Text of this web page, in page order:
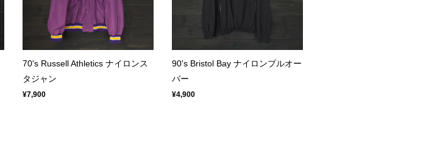
70's Russell Athletics ナイロンス
タジャン
¥7,900
90's Bristol Bay ナイロンプルオー
バー
¥4,900